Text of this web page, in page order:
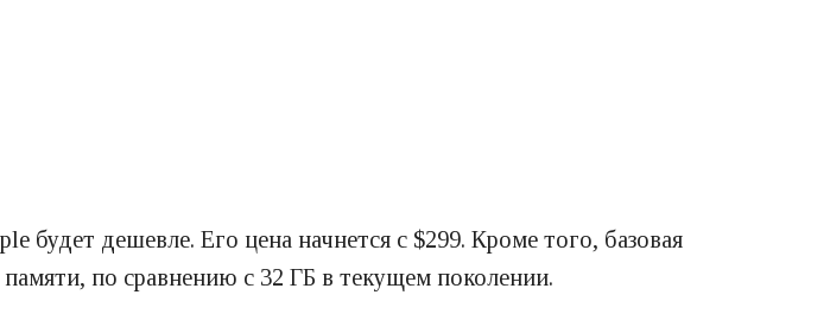
дешевле. Его цена начнется с $299. Кроме того, базовая
по сравнению с 32 ГБ в текущем поколении.